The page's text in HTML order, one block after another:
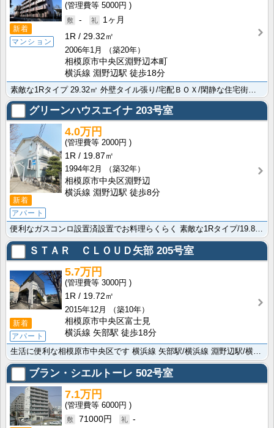
新着
マンション
5000円
-
1ヶ月
1R
29.32㎡
2006年1月
（築20年）
相模原市中央区淵野辺本町
横浜線 淵野辺駅 徒歩18分
グリーンハウスエイナ 203号室
新着
アパート
4.0万円
2000円
1R
19.87㎡
1994年2月
（築32年）
相模原市中央区淵野辺
横浜線 淵野辺駅 徒歩8分
便利なガスコンロ設置済設置でお料理らくらく 素敵な1Rタイプ/19.87㎡/陽当たり良好の過ごしやす･･･
ＳＴＡＲ ＣＬＯＵＤ矢部 205号室
新着
アパート
5.7万円
3000円
1R
19.72㎡
2015年12月
（築10年）
相模原市中央区富士見
横浜線 矢部駅 徒歩18分
生活に便利な相模原市中央区です 横浜線 矢部駅/横浜線 淵野辺駅/横浜線 相模原駅と複数駅利用可能な･･･
ブラン・シエルトーレ 502号室
7.1万円
6000円
71000円
-